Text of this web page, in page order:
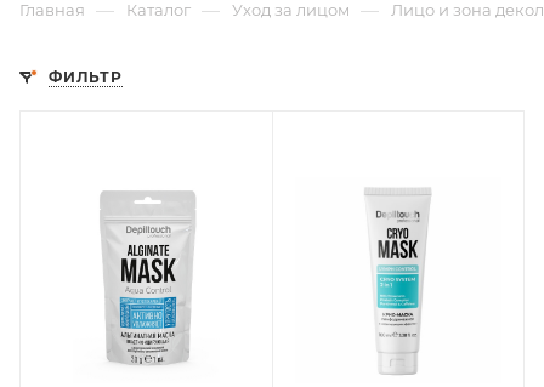
Главная — Каталог — Уход за лицом — Лицо и зона
ФИЛЬТР